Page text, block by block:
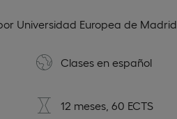
Universidad Europea de Madrid
Clases en español
12 meses, 60 ECTS